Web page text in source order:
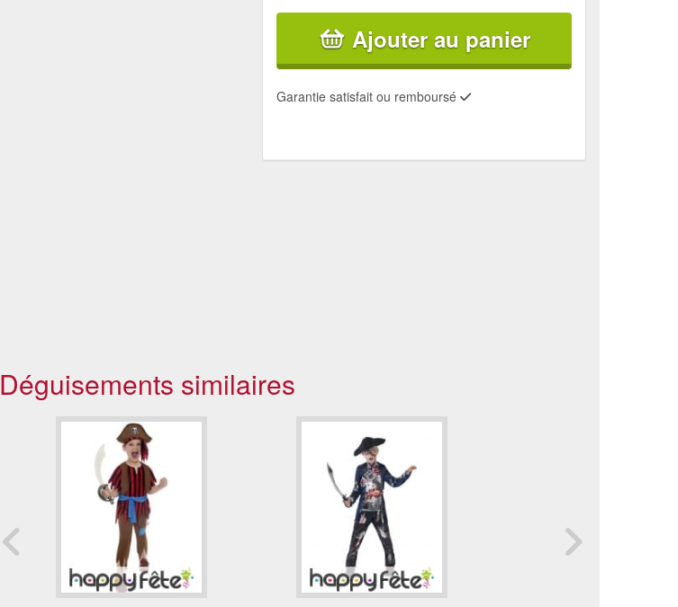
Ajouter au panier
Garantie satisfait ou remboursé
Déguisements similaires